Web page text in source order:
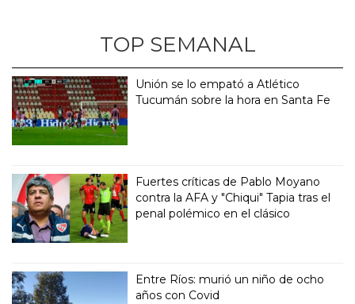
TOP SEMANAL
Unión se lo empató a Atlético
Tucumán sobre la hora en Santa Fe
Fuertes críticas de Pablo Moyano
contra la AFA y "Chiqui" Tapia tras el
penal polémico en el clásico
Entre Ríos: murió un niño de ocho
años con Covid